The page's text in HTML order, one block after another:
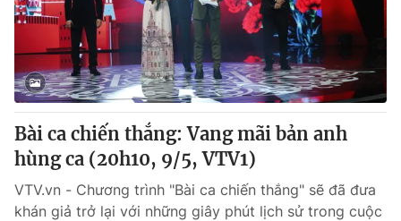
Sản phẩm
Thị trường
Tư vấn
Lịch phát sóng
Chuyên mục khác
Emagazine Podcast
Photo Infographic
Bài ca chiến thắng: Vang mãi bản anh
hùng ca (20h10, 9/5, VTV1)
VTV.vn - Chương trình "Bài ca chiến thắng" sẽ đã đưa
khán giả trở lại với những giây phút lịch sử trong cuộc